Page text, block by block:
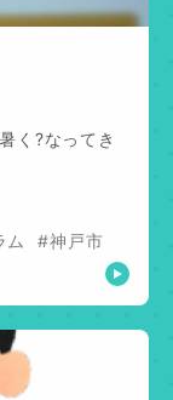
く?なってき
ム
#神戸市